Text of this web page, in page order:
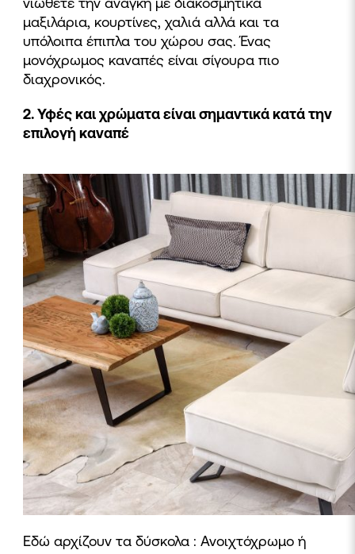
μαξιλάρια, κουρτίνες, χαλιά αλλά και τα
υπόλοιπα έπιπλα του χώρου σας. Ένας
μονόχρωμος καναπές είναι σίγουρα πιο
διαχρονικός.
2. Υφές και χρώματα είναι σημαντικά κατά την
επιλογή καναπέ
Εδώ αρχίζουν τα δύσκολα : Ανοιχτόχρωμο ή